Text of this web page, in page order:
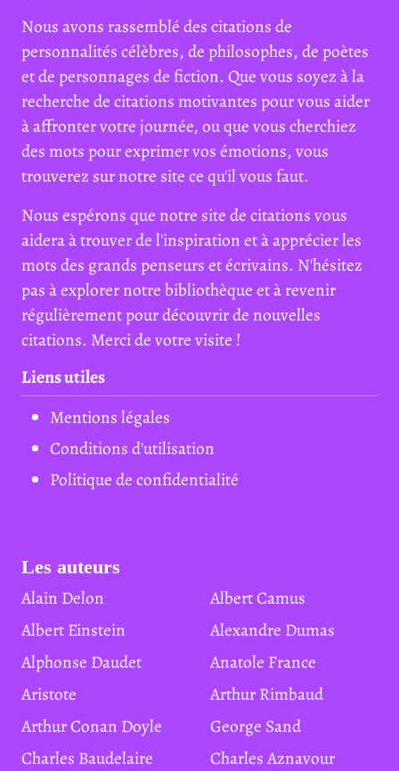
Nous avons rassemblé des citations de
personnalités célèbres, de philosophes, de poètes
et de personnages de fiction. Que vous soyez à la
recherche de citations motivantes pour vous aider
à affronter votre journée, ou que vous cherchiez
des mots pour exprimer vos émotions, vous
trouverez sur notre site ce qu'il vous faut.
Nous espérons que notre site de citations vous
aidera à trouver de l'inspiration et à apprécier les
mots des grands penseurs et écrivains. N'hésitez
pas à explorer notre bibliothèque et à revenir
régulièrement pour découvrir de nouvelles
citations. Merci de votre visite !
Liens utiles
Mentions légales
Conditions d'utilisation
Politique de confidentialité
Les auteurs
Alain Delon
Albert Camus
Albert Einstein
Alexandre Dumas
Alphonse Daudet
Anatole France
Aristote
Arthur Rimbaud
Arthur Conan Doyle
George Sand
Charles Baudelaire
Charles Aznavour